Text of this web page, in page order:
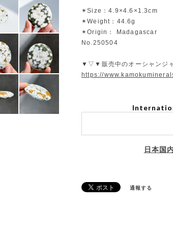
✴︎Size：4.9×4.6×1.3cm
✴︎Weight：44.6g
✴︎Origin： Madagascar
No.250504
▼▽▼販売中のオーシャンジ
https://
日本国
通報する